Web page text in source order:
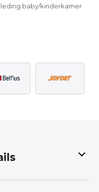
baby/kinderkamer
zwart